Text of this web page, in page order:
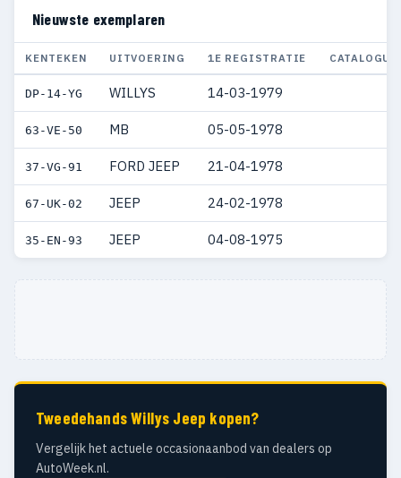
Nieuwste exemplaren
KENTEKEN UITVOERING 1E REGISTRATIE
DP-14-YG WILLYS 14-03-1979
63-VE-50 MB 05-05-1978
37-VG-91 FORD JEEP 21-04-1978
67-UK-02 JEEP 24-02-1978
35-EN-93 JEEP 04-08-1975
Tweedehands Willys Jeep kopen?
Vergelijk het actuele occasionaanbod van dealers op
AutoWeek.nl.